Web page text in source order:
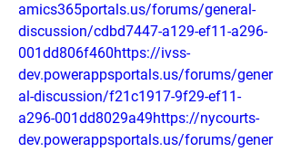
amics365portals.us/forums/general-
discussion/cdbd7447-a129-ef11-a296-
001dd806f460https://ivss-
dev.powerappsportals.us/forums/gener
al-discussion/f21c1917-9f29-ef11-
a296-001dd8029a49https://nycourts-
dev.powerappsportals.us/forums/gener